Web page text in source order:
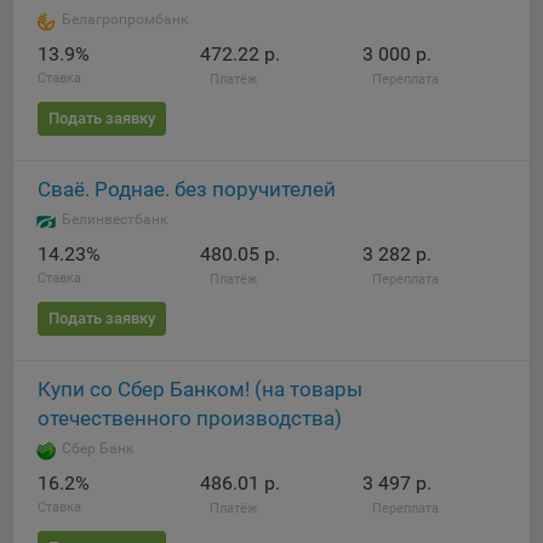
При этом, некоторые браузеры позволяют посещать
интернет-сайты в режиме «Инкогнито», чтобы ограничить
хранимый на компьютере объем информации и
автоматически удалять сессионные файлы cookie. Кроме
того, субъект персональных данных может удалить ранее
опцию в истории браузера.
Подробнее о параметрах управления можно ознакомиться,
перейдя по внешним ссылкам, ведущим на
соответствующие страницы сайтов основных браузеров:
Firefox
Safari
Opera
Microsoft Edge
Internet Explorer
Белагропромбанк
13.9%
Ставка
472.22 р.
Платёж
3 000 р.
Переплата
Подать заявку
Сваё. Роднае. без поручителей
Белинвестбанк
14.23%
Ставка
480.05 р.
Платёж
3 282 р.
Переплата
Подать заявку
Купи со Сбер Банком! (на товары
отечественного производства)
Сбер Банк
16.2%
Ставка
486.01 р.
Платёж
3 497 р.
Переплата